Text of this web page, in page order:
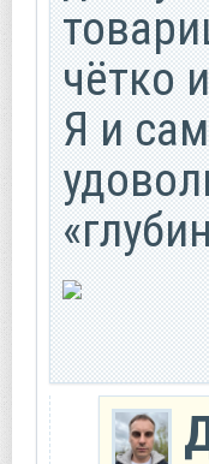
чётко
Я и